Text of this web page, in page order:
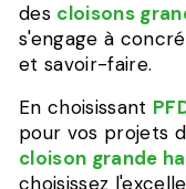
des cloisons
s'engage à
et savoir-faire.
En choisissant
pour vos projets
cloison grande
choisissez